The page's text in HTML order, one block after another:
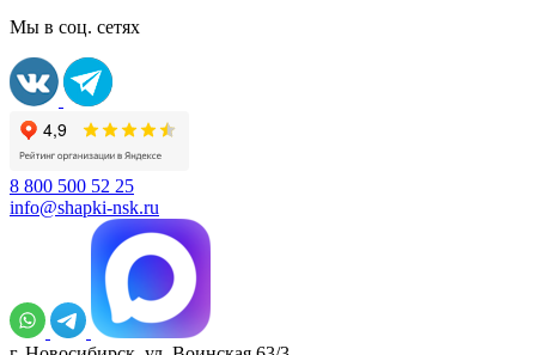
Мы в соц. сетях
8 800 500 52 25
info@shapki-nsk.ru